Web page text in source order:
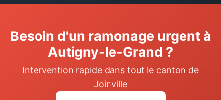
Besoin d'un ramonage urgent à
Autigny-le-Grand ?
Intervention rapide dans tout le canton de
Joinville